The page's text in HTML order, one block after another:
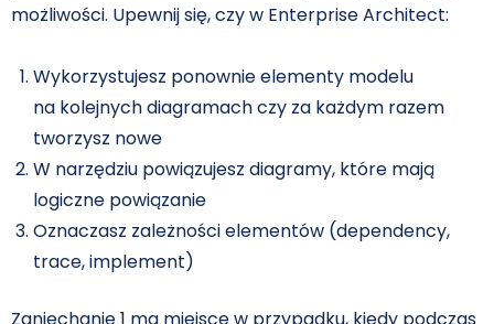
możliwości. Upewnij się, czy w Enterprise Architect:
Wykorzystujesz ponownie elementy modelu
na kolejnych diagramach czy za każdym razem
tworzysz nowe
W narzędziu powiązujesz diagramy, które mają
logiczne powiązanie
Oznaczasz zależności elementów (dependency,
trace, implement)
Zaniechanie 1 ma miejsce w przypadku, kiedy podczas